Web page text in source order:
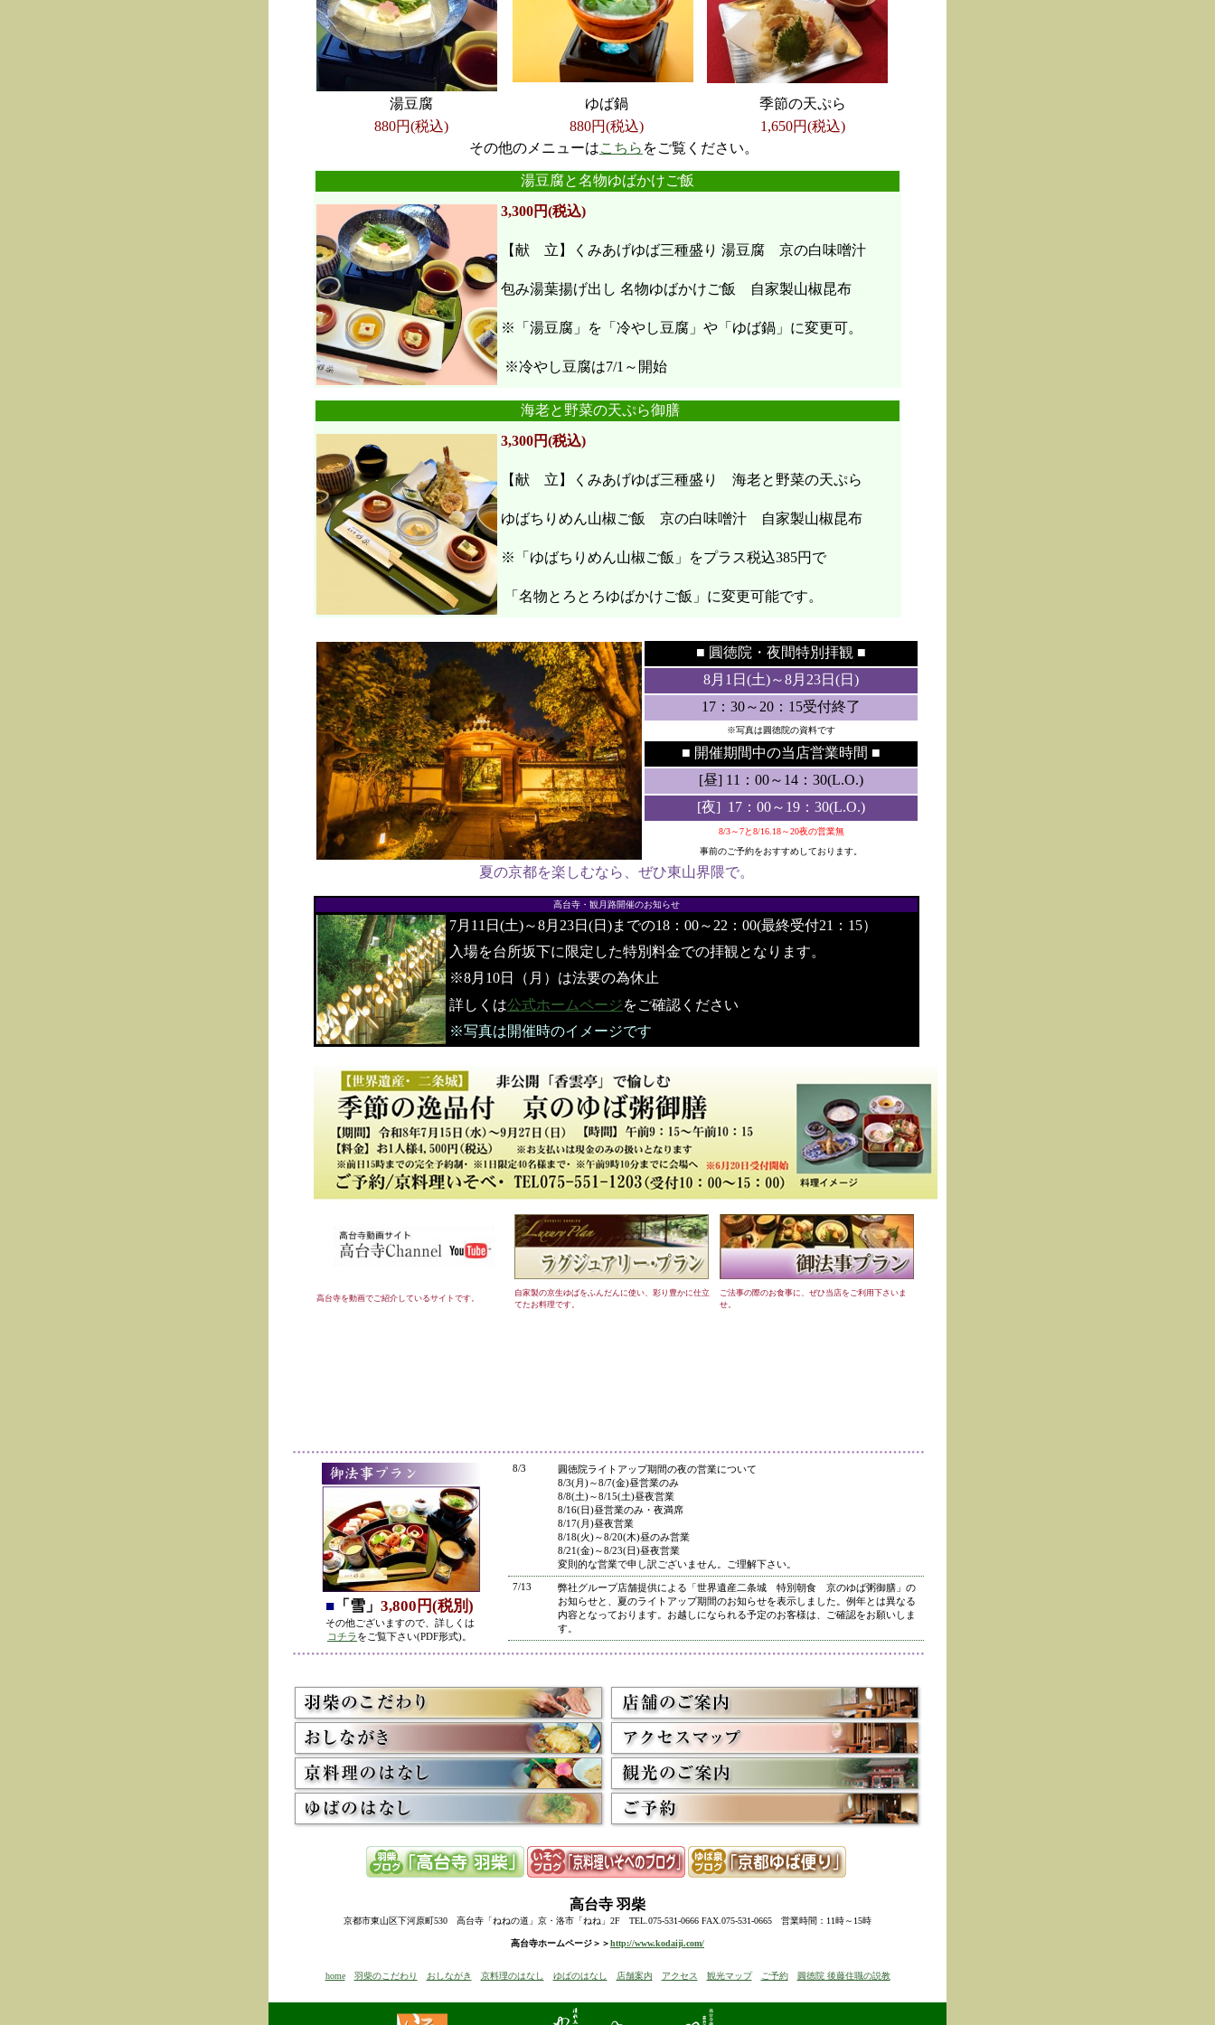
湯豆腐 ゆば鍋
季節の天ぷら
880円(税込)
880円(税込) 1,650円(税込)
その他のメニューはこちら をご覧ください。
湯豆腐と名物ゆばかけご飯
3,300円(税込)
【献 立】くみあげゆば三種盛り 湯豆腐 京の白味噌汁
包み湯葉揚げ出し 名物ゆばかけご飯 自家製山椒昆布
※「湯豆腐」を「冷やし豆腐」や「ゆば鍋」に変更可。
※冷やし豆腐は7/1～開始
海老と野菜の天ぷら御膳
3,300円(税込)
【献 立】くみあげゆば三種盛り 海老と野菜の天ぷら
ゆばちりめん山椒ご飯 京の白味噌汁 自家製山椒昆布
※「ゆばちりめん山椒ご飯」をプラス税込385円で
「名物とろとろゆばかけご飯」に変更可能です。
■ 圓徳院・ 夜間特別拝観 ■
8月1日(土)～8月23日(日)
17：30～20：15受付終了
※写真は圓徳院の資料です
■ 開催期間中の当店営業時間 ■
[昼] 11：00～14：30(L.O.)
[夜] 17：00～19：30(L.O.)
8/3～7と8/16.18～20夜の営業無
事前のご予約をおすすめしております。
夏の京都を楽しむなら、ぜひ東山界隈で。
高台寺・観月路開催のお知らせ
7月11日(土)～8月23日(日)までの18：00～22：00(最終受付21：15）
入場を台所坂下に限定した特別料金での拝観となります。
※8月10日（月）は法要の為休止
詳しくは公式ホームページをご確認ください
※写真は開催時のイメージです
高台寺を動画でご紹介しているサイトです。
自家製の京生ゆばをふんだんに使い、彩り豊かに仕立
てたお料理です。
ご法事の際のお食事に、ぜひ当店をご利用下さいま
せ。
■ 「雪」 3,800円(税別)
その他ございますので、詳しくは
コチラ をご覧下さい(PDF形式)。
8/3
圓徳院ライトアップ期間の夜の営業について
8/3(月)～8/7(金)昼営業のみ
8/8(土)～8/15(土)昼夜営業
8/16(日)昼営業のみ・夜満席
8/17(月)昼夜営業
8/18(火)～8/20(木)昼のみ営業
8/21(金)～8/23(日)昼夜営業
変則的な営業で申し訳ございません。ご理解下さい。
7/13
弊社グループ店舗提供による「世界遺産二条城 特別朝食 京のゆば粥御膳」の
お知らせと、夏のライトアップ期間のお知らせを表示しました。例年とは異なる
内容となっております。お越しになられる予定のお客様は、ご確認をお願いしま
す。
5/8
高台寺・圓徳院 春のライトアップ終了に伴い、表示を削除しました。
3/2
京料理いそべ担当・世界遺産二条城での特別昼食、高台寺冬の夜の茶会「夜咄」
終了に伴い削除させていただきました。多くのお客様にご利用いただきありがと
うございました。
高台寺・圓徳院・春の夜間ライトアップのお知らせを表示しました。
お越しの際のお食事に、ぜひ当店をご利用下さい。
12/15
高台寺・秋の夜間特別拝観終了に伴い、表示を削除させていただきました。
たくさんのお客様にお越しいただき、ありがとうございました。
来年1月からの催しを2件表示させていただきました。
ぜひご予約下さい。
12/13(土)は寺院行事の為、休業とさせていただきます。
10/20
高台寺・圓徳院・秋の夜間特別拝観のお知らせを表示しました。
前日までにご予約ください。
当日はお並びいただいた順に席へご案内いたします。
8/18 高台寺・秋の夜の観月茶会と秋の夜間特別拝観のお知らせを表示しました
らせを追加しました。
5/26 昨今の原材料費・燃料費・人件費等の高騰によりやむを得ず、価格改定をさせて
いただきます
高台寺 羽柴
京都市東山区下河原町530 高台寺「ねねの道」京・洛市「ねね」2F TEL.075-531-0666 FAX.075-531-0665 営業時間：11時～15時
高台寺ホームページ＞＞http://www.kodaiji.com/
home 羽柴のこだわり おしながき 京料理のはなし ゆばのはなし 店舗案内 アクセス 観光マップ ご予約 圓徳院 後藤住職の説教